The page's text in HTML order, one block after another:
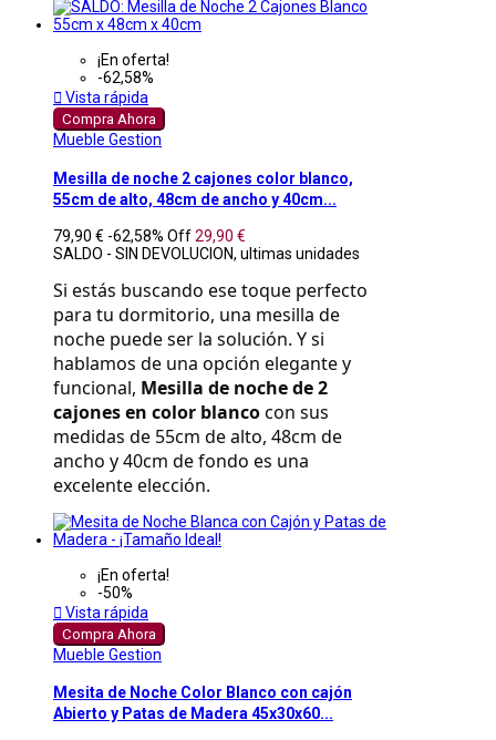
¡En oferta!
-62,58%
 Vista rápida
Compra Ahora
Mueble Gestion
Mesilla de noche 2 cajones color blanco,
55cm de alto, 48cm de ancho y 40cm...
79,90 € -62,58% Off29,90 €
SALDO - SIN DEVOLUCION, ultimas unidades
Si estás buscando ese toque perfecto
para tu dormitorio, una mesilla de
noche puede ser la solución. Y si
hablamos de una opción elegante y
funcional, Mesilla de noche de 2
cajones en color blanco con sus
medidas de 55cm de alto, 48cm de
ancho y 40cm de fondo es una
excelente elección.
¡En oferta!
-50%
 Vista rápida
Compra Ahora
Mueble Gestion
Mesita de Noche Color Blanco con cajón
Abierto y Patas de Madera 45x30x60...